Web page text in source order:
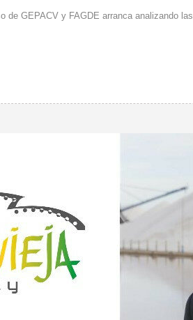
de GEPACV y FAGDE arranca analizando